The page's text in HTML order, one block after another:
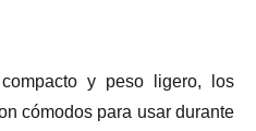
y peso ligero, los
cómodos para usar durante